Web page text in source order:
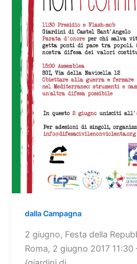
dalla Campagna
2 giugno, Festa della
Roma, 2 giugno 2017